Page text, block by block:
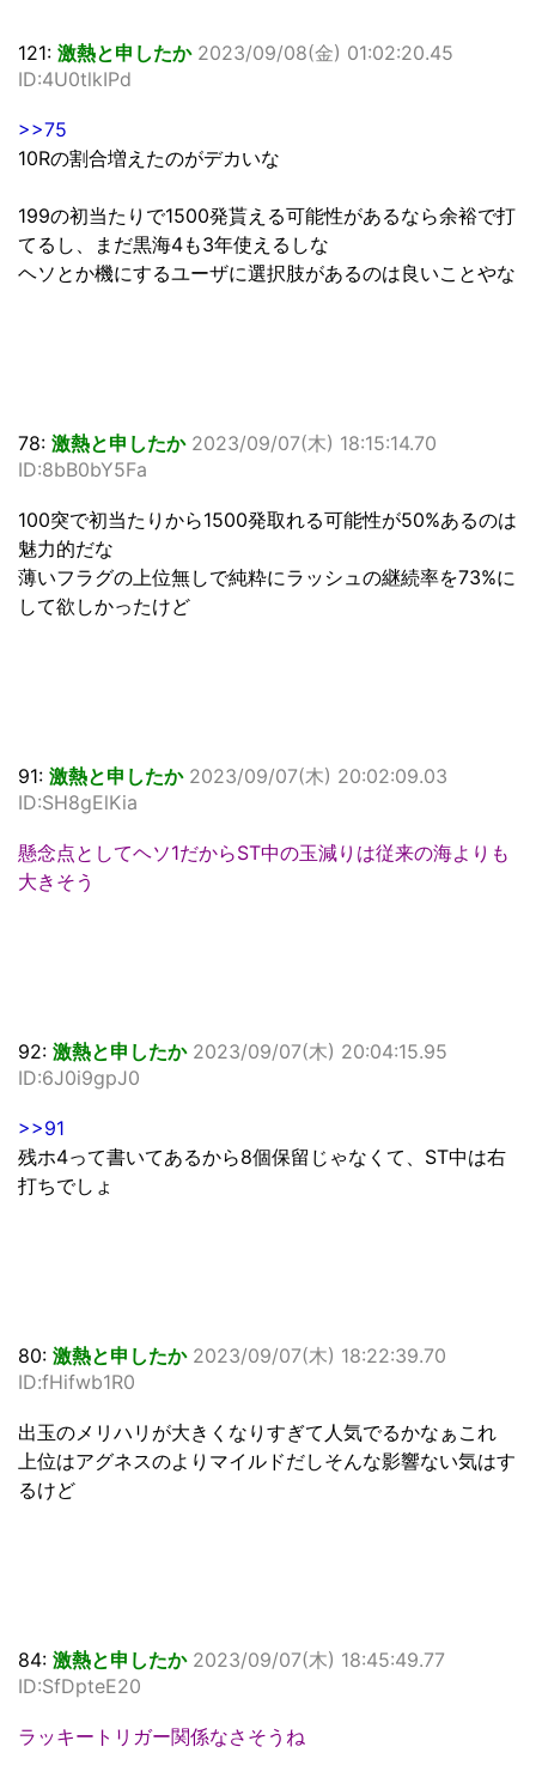
121: 激熱と申したか 2023/09/08(金) 01:02:20.45
ID:4U0tlkIPd
>>75
10Rの割合増えたのがデカいな
199の初当たりで1500発貰える可能性があるなら余裕で打
てるし、まだ黒海4も3年使えるしな
ヘソとか機にするユーザに選択肢があるのは良いことやな
78: 激熱と申したか 2023/09/07(木) 18:15:14.70
ID:8bB0bY5Fa
100突で初当たりから1500発取れる可能性が50%あるのは
魅力的だな
薄いフラグの上位無しで純粋にラッシュの継続率を73%に
して欲しかったけど
91: 激熱と申したか 2023/09/07(木) 20:02:09.03
ID:SH8gElKia
懸念点としてヘソ1だからST中の玉減りは従来の海よりも
大きそう
92: 激熱と申したか 2023/09/07(木) 20:04:15.95
ID:6J0i9gpJ0
>>91
残ホ4って書いてあるから8個保留じゃなくて、ST中は右
打ちでしょ
80: 激熱と申したか 2023/09/07(木) 18:22:39.70
ID:fHifwb1R0
出玉のメリハリが大きくなりすぎて人気でるかなぁこれ
上位はアグネスのよりマイルドだしそんな影響ない気はす
るけど
84: 激熱と申したか 2023/09/07(木) 18:45:49.77
ID:SfDpteE20
ラッキートリガー関係なさそうね